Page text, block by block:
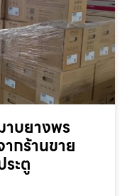
าบยางพร
กร้านขาย
ะตู